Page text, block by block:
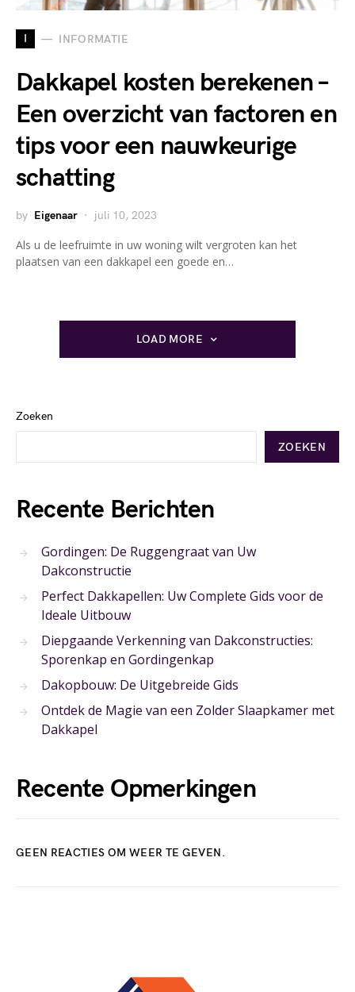
I INFORMATIE
Dakkapel kosten berekenen –
Een overzicht van factoren en
tips voor een nauwkeurige
schatting
by Eigenaar juli 10, 2023
Als u de leefruimte in uw woning wilt vergroten kan het
plaatsen van een dakkapel een goede en…
LOAD MORE
Zoeken
ZOEKEN
Recente Berichten
Gordingen: De Ruggengraat van Uw
Dakconstructie
Perfect Dakkapellen: Uw Complete Gids voor de
Ideale Uitbouw
Diepgaande Verkenning van Dakconstructies:
Sporenkap en Gordingenkap
Dakopbouw: De Uitgebreide Gids
Ontdek de Magie van een Zolder Slaapkamer met
Dakkapel
Recente Opmerkingen
GEEN REACTIES OM WEER TE GEVEN.